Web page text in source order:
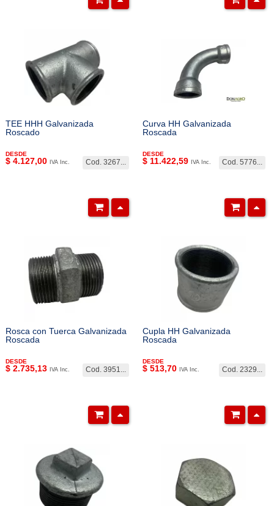
TEE HHH Galvanizada
Roscado
Cod. 3267...
DESDE
$ 4.127,00 IVA Inc.
Curva HH Galvanizada
Roscada
Cod. 5776...
DESDE
$ 11.422,59 IVA Inc.
Rosca con Tuerca Galvanizada
Roscada
Cod. 3951...
DESDE
$ 2.735,13 IVA Inc.
Cupla HH Galvanizada
Roscada
Cod. 2329...
DESDE
$ 513,70 IVA Inc.